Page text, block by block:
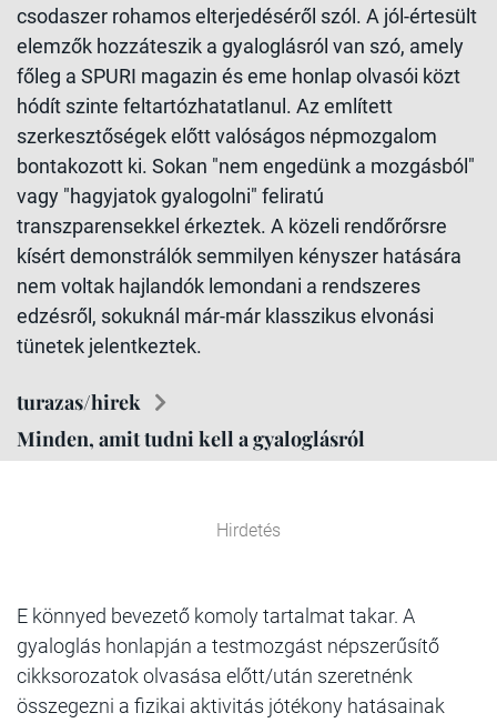
csodaszer rohamos elterjedéséről szól. A jól-értesült
elemzők hozzáteszik a gyaloglásról van szó, amely
főleg a SPURI magazin és eme honlap olvasói közt
hódít szinte feltartózhatatlanul. Az említett
szerkesztőségek előtt valóságos népmozgalom
bontakozott ki. Sokan "nem engedünk a mozgásból"
vagy "hagyjatok gyalogolni" feliratú
transzparensekkel érkeztek. A közeli rendőrőrsre
kísért demonstrálók semmilyen kényszer hatására
nem voltak hajlandók lemondani a rendszeres
edzésről, sokuknál már-már klasszikus elvonási
tünetek jelentkeztek.
turazas/hirek
Minden, amit tudni kell a gyaloglásról
Hirdetés
E könnyed bevezető komoly tartalmat takar. A
gyaloglás honlapján a testmozgást népszerűsítő
cikksorozatok olvasása előtt/után szeretnénk
összegezni a fizikai aktivitás jótékony hatásainak